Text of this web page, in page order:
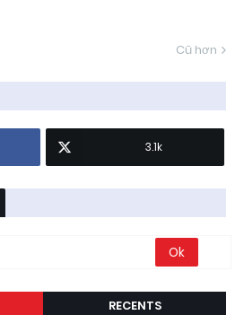
Cũ hơn
3.1k
RECENTS